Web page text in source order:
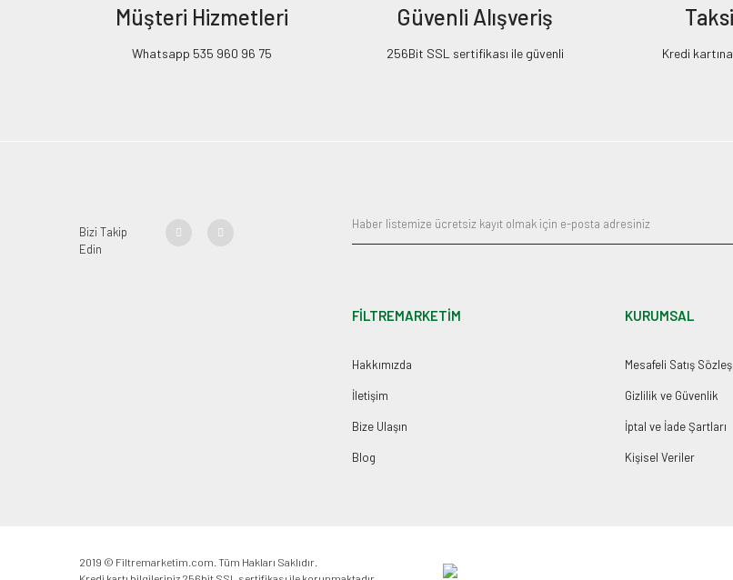
Müşteri Hizmetleri
Whatsapp 535 960 96 75
Güvenli Alışveriş
256Bit SSL sertifikası ile güvenli Kredi
Bizi Takip
Edin
FİLTREMARKETİM
Hakkımızda
İletişim
Bize Ulaşın
Blog
KURUMSAL
Mesafeli Satış
Gizlilik ve Güvenlik
İptal ve İade Şartları
Kişisel Veriler
2019 © Filtremarketim.com. Tüm Hakları Saklıdır.